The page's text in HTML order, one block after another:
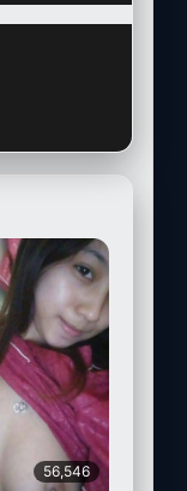
56,546